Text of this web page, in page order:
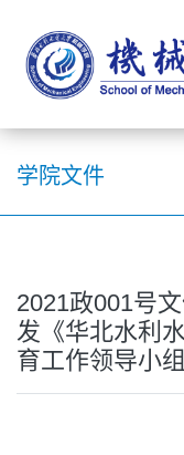
学院文件
2021政001号
发《华北水利
育工作领导小